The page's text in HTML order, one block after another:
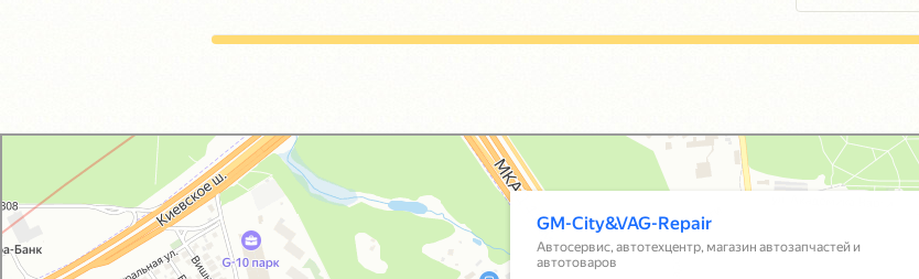
GM-City&VAG-Repair
Автосервис, автотехцентр в Москве
Магазин автозапчастей и автотоваров в Москве